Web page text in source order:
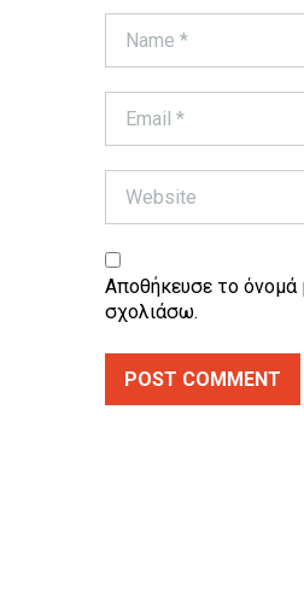
Αποθήκευσε το όνομά
σχολιάσω.